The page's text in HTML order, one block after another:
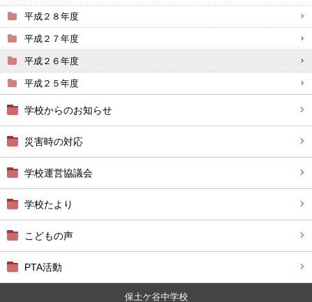
平成２８年度
平成２７年度
平成２６年度
平成２５年度
学校からのお知らせ
災害時の対応
学校運営協議会
学校たより
こどもの声
PTA活動
保土ケ谷中学校